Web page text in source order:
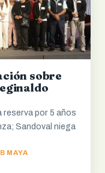
sobre
reserva por 5 años
Sandoval niega
MAYA